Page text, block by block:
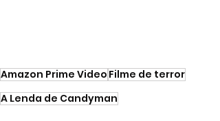
Amazon Prime Video Filme de terror
A Lenda de Candyman